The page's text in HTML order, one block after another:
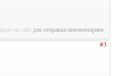
на сайт для отправки комментариев
#3